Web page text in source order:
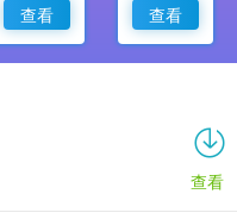
查看
查看
查看